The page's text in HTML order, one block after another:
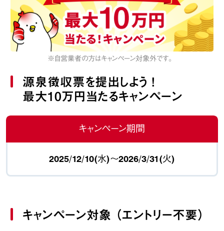
※自営業者の方はキャンペーン対象外です。
源泉徴収票を提出しよう ！
最大10万円当たるキャンペーン
キャンペーン期間
2025/12/10(水)～2026/3/31(火)
キャンペーン対象 （エントリー不要）